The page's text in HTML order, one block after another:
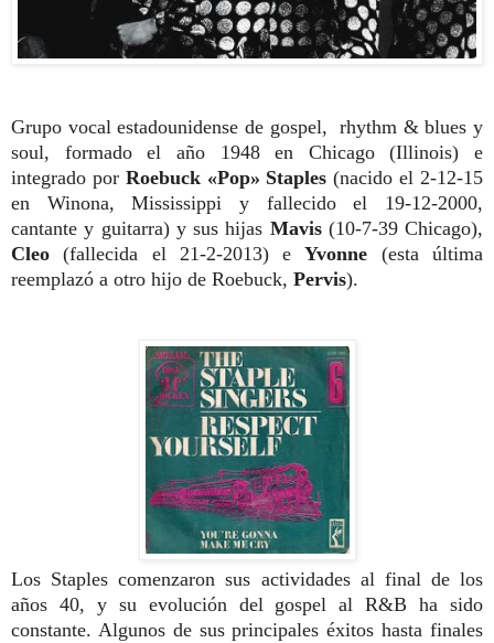
Grupo vocal estadounidense de gospel, rhythm & blues y
soul, formado el año 1948 en Chicago (Illinois) e
integrado por Roebuck «Pop» Staples (nacido el 2-12-15
en Winona, Mississippi y fallecido el 19-12-2000,
cantante y guitarra) y sus hijas Mavis (10-7-39 Chicago),
Cleo(fallecida el 21-2-2013) eYvonne (esta última
reemplazó a otro hijo de Roebuck, Pervis).
Los Staples comenzaron sus actividades al final de los
años 40, y su evolución del gospel al R&B ha sido
constante. Algunos de sus principales éxitos hasta finales